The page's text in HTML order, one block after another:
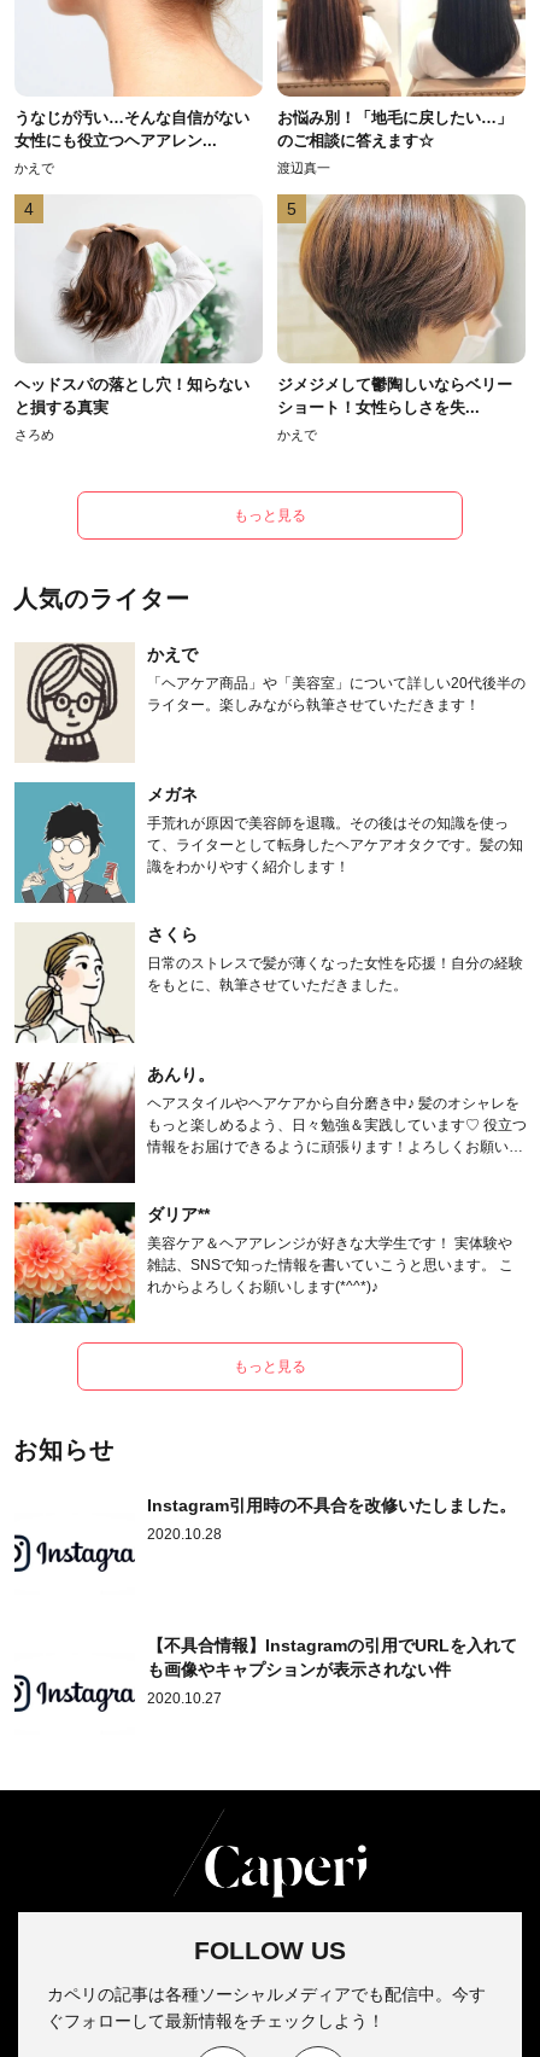
うなじが汚い…そんな自信がない
女性にも役立つヘアアレン...
かえで
お悩み別！「地毛に戻したい…」
のご相談に答えます☆
渡辺真一
4
ヘッドスパの落とし穴！知らない
と損する真実
さろめ
5
ジメジメして鬱陶しいならベリー
ショート！女性らしさを失...
かえで
もっと見る
人気のライター
かえで
「ヘアケア商品」や「美容室」について詳しい20代後半の
ライター。楽しみながら執筆させていただきます！
メガネ
手荒れが原因で美容師を退職。その後はその知識を使っ
て、ライターとして転身したヘアケアオタクです。髪の知
識をわかりやすく紹介します！
さくら
日常のストレスで髪が薄くなった女性を応援！自分の経験
をもとに、執筆させていただきました。
あんり。
ヘアスタイルやヘアケアから自分磨き中♪ 髪のオシャレを
もっと楽しめるよう、日々勉強＆実践しています♡ 役立つ
情報をお届けできるように頑張ります！よろしくお願いし
ダリア**
美容ケア＆ヘアアレンジが好きな大学生です！ 実体験や
雑誌、SNSで知った情報を書いていこうと思います。 こ
れからよろしくお願いします(*^^*)♪
もっと見る
お知らせ
Instagram引用時の不具合を改修いたしました。
2020.10.28
【不具合情報】Instagramの引用でURLを入れて
も画像やキャプションが表示されない件
2020.10.27
FOLLOW US
カペリの記事は各種ソーシャルメディアでも配信中。今す
ぐフォローして最新情報をチェックしよう！